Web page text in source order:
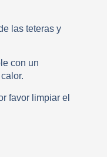
las teteras y
con un
favor limpiar el